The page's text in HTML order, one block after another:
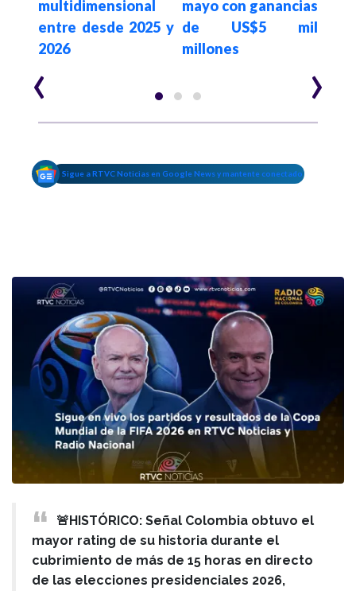
multidimensional
entre desde 2025 y
2026
mayo con ganancias
de US$5 mil
millones
‹ ›
Sigue a RTVC Noticias en Google News y mantente conectado
🚨HISTÓRICO: Señal Colombia obtuvo el
mayor rating de su historia durante el
cubrimiento de más de 15 horas en directo
de las elecciones presidenciales 2026,